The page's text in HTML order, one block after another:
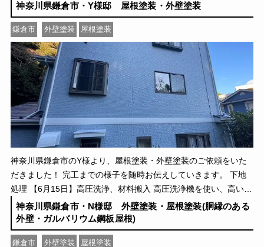
邸をグルッと囲むように足場を設置し、飛 […]
神奈川県鎌倉市・Y様邸 屋根塗装・外壁塗装
鎌倉市 外壁塗装 屋根塗装
神奈川県鎌倉市のY様より、屋根塗装・外壁塗装のご依頼をいた
だきました！ 完工までの様子を随時お伝えしていきます。 下地
処理 【6月15日】高圧洗浄、材料搬入 高圧洗浄機を使い、高い水
圧で汚れや埃、カビや苔、藻、塗装表面の […]
神奈川県鎌倉市・N様邸 外壁塗装・屋根塗装(胴縁のある
外壁・ガルバリウム鋼板屋根)
鎌倉市 外壁塗装 屋根塗装